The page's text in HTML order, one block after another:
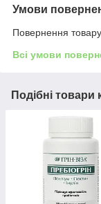
Умови
Повернення
Всі умови
Подібні товари